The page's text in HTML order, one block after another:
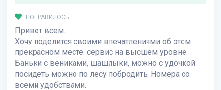
ПОНРАВИЛОСЬ:
Привет всем.
Хочу поделится своими впечатлениями об этом
прекрасном месте. сервис на высшем уровне.
Баньки с вениками, шашлыки, можно с удочкой
посидеть можно по лесу побродить. Номера со
всеми удобствами.